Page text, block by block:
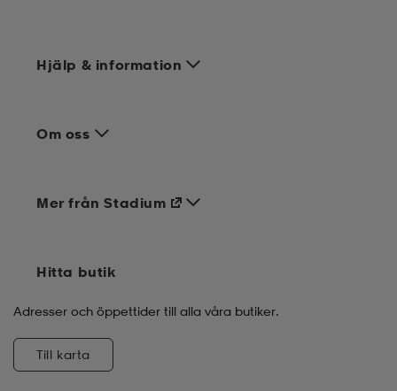
Hjälp & information
Om oss
Mer från Stadium
Hitta butik
Adresser och öppettider till alla våra butiker.
Till karta